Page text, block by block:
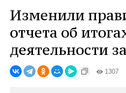
Изменили
отчета об
деятельности
1307